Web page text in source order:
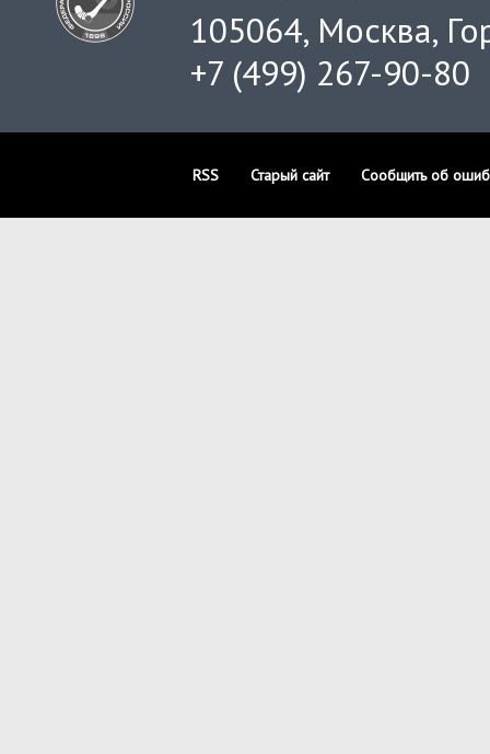
105064, Москва,
+7 (499) 267-90-80
RSS Старый сайт Сообщить об